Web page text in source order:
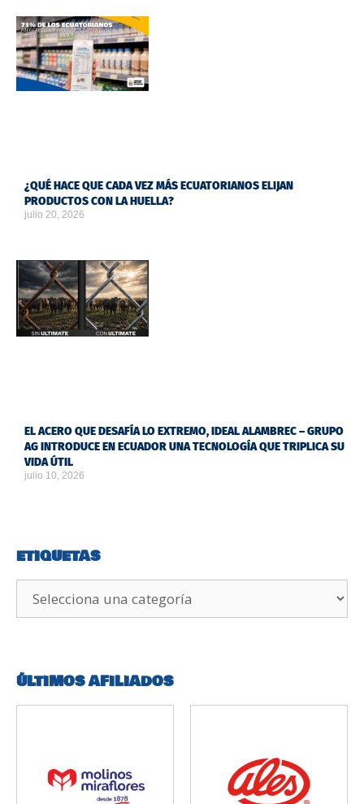
¿QUÉ HACE QUE CADA VEZ MÁS ECUATORIANOS ELIJAN
PRODUCTOS CON LA HUELLA?
julio 20, 2026
EL ACERO QUE DESAFÍA LO EXTREMO, IDEAL ALAMBREC – GRUPO
AG INTRODUCE EN ECUADOR UNA TECNOLOGÍA QUE TRIPLICA SU
VIDA ÚTIL
julio 10, 2026
ETIQUETAS
ÚLTIMOS AFILIADOS